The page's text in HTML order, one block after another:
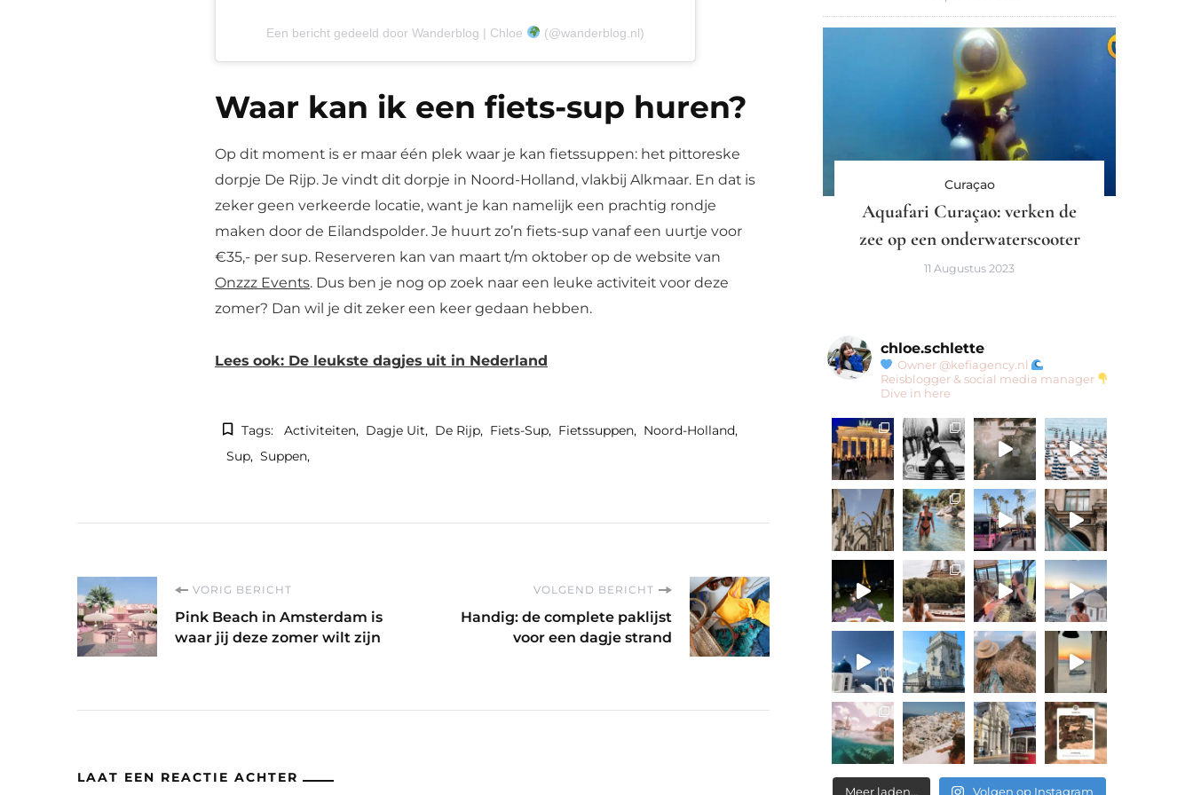
Een bericht gedeeld door Wanderblog | Chloe (@wanderblog.nl)
Waar kan ik een fiets-sup huren?
Op dit moment is er maar één plek waar je kan fietssuppen: het pittoreske
dorpje De Rijp. Je vindt dit dorpje in Noord-Holland, vlakbij Alkmaar. En dat is
zeker geen verkeerde locatie, want je kan namelijk een prachtig rondje
maken door de Eilandspolder. Je huurt zo’n fiets-sup vanaf een uurtje voor
€35,- per sup. Reserveren kan van maart t/m oktober op de website van
Onzzz Events. Dus ben je nog op zoek naar een leuke activiteit voor deze
zomer? Dan wil je dit zeker een keer gedaan hebben.
Lees ook: De leukste dagjes uit in Nederland
Tags: Activiteiten Dagje Uit De Rijp Fiets-Sup Fietssuppen
Noord-Holland
Sup
Suppen
Berichtnavigatie
VORIG BERICHT
Pink Beach in Amsterdam is
waar jij deze zomer wilt zijn
VOLGEND BERICHT
Handig: de complete paklijst
voor een dagje strand
LAAT EEN REACTIE ACHTER
Curaçao
Aquafari Curaçao: verken de
zee op een onderwaterscooter
11 Augustus 2023
chloe.schlette
Owner @kefiagency.nl
Reisblogger & social media manager
Dive in here
Meer laden… Volgen op Instagram